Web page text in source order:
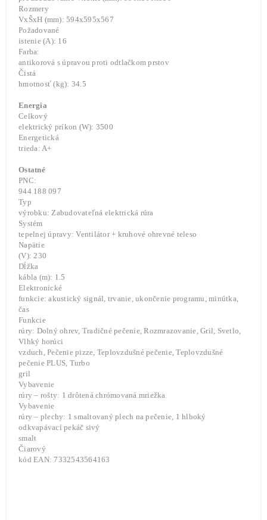
Rozmery
VxŠxH (mm): 594x595x567
Požadované
istenie (A): 16
Farba:
antikorová s úpravou proti odtlačkom prstov
Čistá
hmotnosť (kg): 34.5
Energia
Celkový
elektrický príkon (W): 3500
Energetická
trieda: A+
Ostatné
PNC:
944 188 097
Typ
výrobku: Zabudovateľná elektrická rúra
Systém
tepelnej úpravy: Ventilátor + kruhové ohrevné teleso
Napätie
(V): 230
Dĺžka
kábla (m): 1.5
Elektronické
funkcie: akustický signál, trvanie, ukončenie programu, minútka,
čas
Funkcie
rúry: Dolný ohrev, Tradičné pečenie, Rozmrazovanie, Gril, Svetlo,
Vlhký horúci
vzduch, Pečenie pizze, Teplovzdušné pečenie, Teplovzdušné
pečenie PLUS, Turbo
gril
Vybavenie
rúry – rošty: 1 drôtená chrómovaná mriežka
Vybavenie
rúry – plechy: 1 smaltovaný plech na pečenie, 1 hlboký
odkvapávací pekáč sivý
smalt
Čiarový
kód EAN: 7332543564163